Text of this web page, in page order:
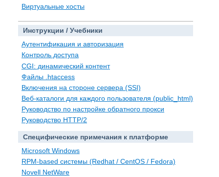
Виртуальные хосты
Инструкции / Учебники
Аутентификация и авторизация
Контроль доступа
CGI: динамический контент
Файлы .htaccess
Включения на стороне сервера (SSI)
Веб-каталоги для каждого пользователя (public_html)
Руководство по настройке обратного прокси
Руководство HTTP/2
Специфические примечания к платформе
Microsoft Windows
RPM-based системы (Redhat / CentOS / Fedora)
Novell NetWare